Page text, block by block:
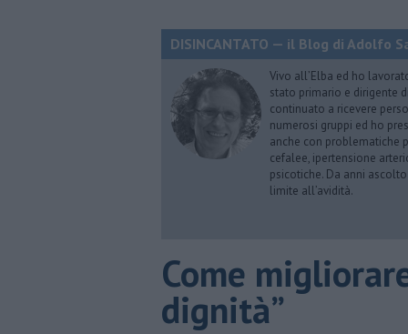
DISINCANTATO — il Blog di Adolfo
Vivo all’Elba ed ho
stato primario e dirigente
continuato a ricevere
numerosi gruppi ed ho
anche con problematiche
cefalee, ipertensione
psicotiche. Da anni
limite all’avidità.
Come
dignità”